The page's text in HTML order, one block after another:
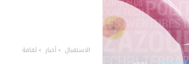
الاستقبال >أخبار >ثقافة